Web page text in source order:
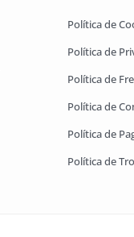
Política de
Política de
Política de
Política de
Política de
Política de